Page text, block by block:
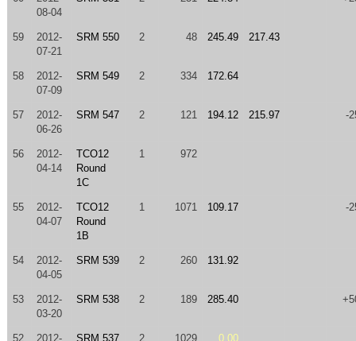
08-04
59
2012-
07-21
SRM 550 2 48 245.49 217.43
58
2012-
07-09
SRM 549 2 334 172.64
57
2012-
06-26
SRM 547 2 121 194.12 215.97 -
56
2012-
04-14
TCO12
Round
1C
1 972
55
2012-
04-07
TCO12
Round
1B
1 1071 109.17 -
54
2012-
04-05
SRM 539 2 260 131.92
53
2012-
03-20
SRM 538 2 189 285.40
52
2012-
SRM 537 2 1029 0.00